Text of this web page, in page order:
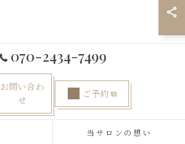
070-2434-7499
お問い合わ
せ
ご予約
当サロンの想い